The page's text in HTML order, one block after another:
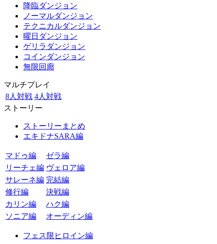
降臨ダンジョン
ノーマルダンジョン
テクニカルダンジョン
曜日ダンジョン
ゲリラダンジョン
コインダンジョン
無限回廊
マルチプレイ
8人対戦 4人対戦
ストーリー
ストーリーまとめ
エキドナSARA編
マドゥ編
ゼラ編
リーチェ編 ヴェロア編
サレーネ編 完結編
修行編
決戦編
カリン編
ハク編
ソニア編
オーディン編
フェス限ヒロイン編